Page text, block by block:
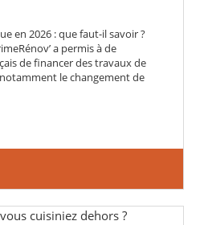
en 2026 : que faut-il savoir ?
a permis à de
de financer des travaux de
le changement de